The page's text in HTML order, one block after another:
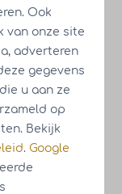
Ook
van onze site
adverteren
gegevens
u aan ze
op
Bekijk
. Google